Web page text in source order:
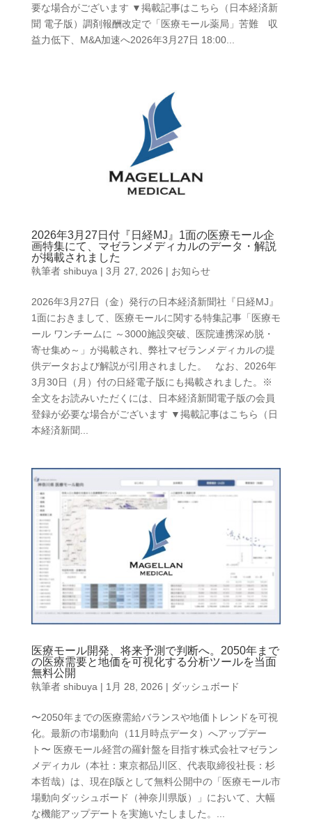
要な場合がございます ▼掲載記事はこちら（日本経済新
聞 電子版）調剤報酬改定で「医療モール薬局」苦難 収
益力低下、M&A加速へ2026年3月27日 18:00...
2026年3月27日付『日経MJ』1面の医療モール企
画特集にて、マゼランメディカルのデータ・解説
が掲載されました
執筆者 shibuya| 3月 27, 2026 | お知らせ
2026年3月27日（金）発行の日本経済新聞社『日経MJ』
1面におきまして、医療モールに関する特集記事「医療モ
ール ワンチームに ～3000施設突破、医院連携深め脱・
寄せ集め～」が掲載され、弊社マゼランメディカルの提
供データおよび解説が引用されました。 なお、2026年
3月30日（月）付の日経電子版にも掲載されました。※
全文をお読みいただくには、日本経済新聞電子版の会員
登録が必要な場合がございます ▼掲載記事はこちら（日
本経済新聞...
医療モール開発、将来予測で判断へ。2050年まで
の医療需要と地価を可視化する分析ツールを当面
無料公開
執筆者 shibuya| 1月 28, 2026 | ダッシュボード
〜2050年までの医療需給バランスや地価トレンドを可視
化。最新の市場動向（11月時点データ）へアップデー
ト〜 医療モール経営の羅針盤を目指す株式会社マゼラン
メディカル（本社：東京都品川区、代表取締役社長：杉
本哲哉）は、現在β版として無料公開中の「医療モール市
場動向ダッシュボード（神奈川県版）」において、大幅
な機能アップデートを実施いたしました。...